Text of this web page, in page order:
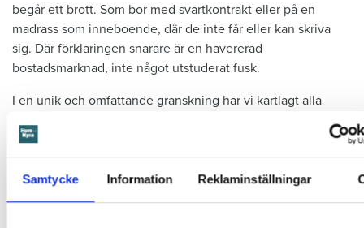
Samtycke Information Reklaminställningar
­begår ett brott. Som bor med svartkontrakt eller på en
madrass som inneboende, där de inte får eller kan skriva
sig. Där förklaringen snarare är en havererad
bostadsmarknad, inte något utstuderat fusk.
I en unik och omfattande granskning har vi kartlagt alla
svenska dom­stolar, 123 åtalade från Kiruna i norr till Vellinge
i söder. Vi har tagit reda på varför de har skrivit sig på fel
adress. Ett skäl sticker ut. I fyra fall av tio framträder
hemlöshet som orsak till den ­felaktiga folkbokföringen, utan